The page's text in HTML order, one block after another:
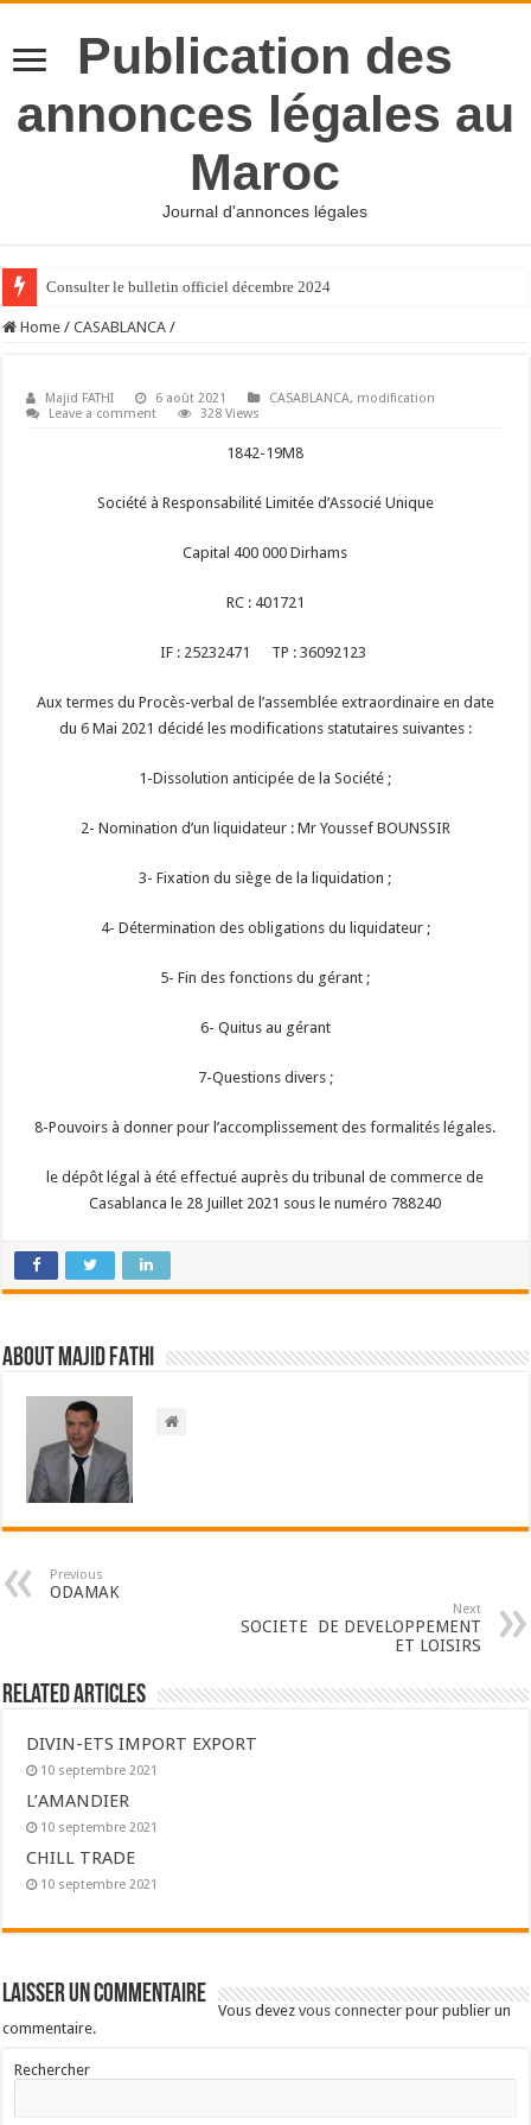
Publication des
annonces légales au
Maroc
Journal d'annonces légales
Consulter le bulletin officiel décembre 2024
Home / CASABLANCA /
Majid FATHI 6 août 2021 CASABLANCA, modification
Leave a comment
328 Views
1842-19M8
Société à Responsabilité Limitée d’Associé Unique
Capital 400 000 Dirhams
RC : 401721
IF : 25232471 TP : 36092123
Aux termes du Procès-verbal de l’assemblée extraordinaire en date
du 6 Mai 2021 décidé les modifications statutaires suivantes :
1-Dissolution anticipée de la Société ;
2- Nomination d’un liquidateur : Mr Youssef BOUNSSIR
3- Fixation du siège de la liquidation ;
4- Détermination des obligations du liquidateur ;
5- Fin des fonctions du gérant ;
6- Quitus au gérant
7-Questions divers ;
8-Pouvoirs à donner pour l’accomplissement des formalités légales.
le dépôt légal à été effectué auprès du tribunal de commerce de
Casablanca le 28 Juillet 2021 sous le numéro 788240
About Majid FATHI
Previous
ODAMAK
Next
SOCIETE DE DEVELOPPEMENT
ET LOISIRS
Related Articles
DIVIN-ETS IMPORT EXPORT
10 septembre 2021
L’AMANDIER
10 septembre 2021
CHILL TRADE
10 septembre 2021
Laisser un commentaire
Vous devezvous connecter pour publier un
commentaire.
Rechercher